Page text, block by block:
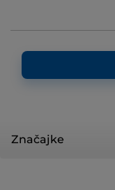
Značajke